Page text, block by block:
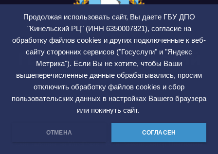
Продолжая использовать сайт, Вы даете ГБУ ДПО
"Кинельский РЦ" (ИНН 6350007821), согласие на
обработку файлов cookies и других подключенные к веб-
сайту сторонних сервисов ("Госуслуги" и "Яндекс
Метрика"). Если Вы не хотите, чтобы Ваши
вышеперечисленные данные обрабатывались, просим
отключить обработку файлов cookies и сбор
пользовательских данных в настройках Вашего браузера
или покинуть сайт.
ОТМЕНА СОГЛАСЕН
ГБУ ДПО Кинельский
РЦ
СМИ ЭЛ № ФС 77 — 75564
Тема: Newsup, авторThemeansar